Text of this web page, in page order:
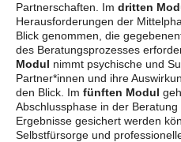
Partnerschaften. Im dritten
Herausforderungen der
Blick genommen, die
des Beratungsprozesses
Modul nimmt psychische und
Partner*innen und ihre
den Blick. Im fünften Modul
Abschlussphase in der
Ergebnisse gesichert werden
Selbstfürsorge und